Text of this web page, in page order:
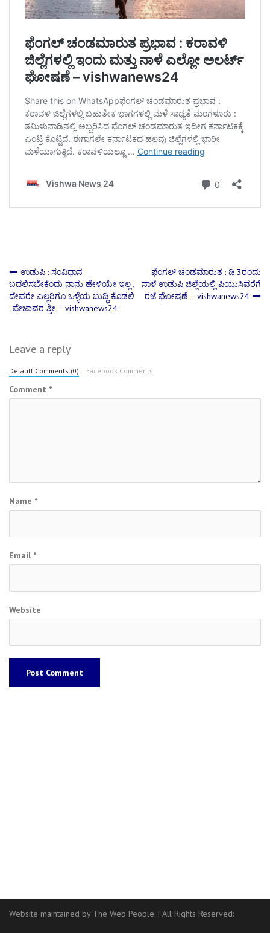
Post
navigation
ಉಡುಪಿ : ಸಂವಿಧಾನ
ಬದಲಿಸಬೇಕೆಂದು ನಾನು ಹೇಳಿಯೇ ಇಲ್ಲ ,
ದೇವರೇ ಎಲ್ಲರಿಗೂ ಒಳ್ಳೆಯ ಬುದ್ಧಿ ಕೊಡಲಿ
: ಪೇಜಾವರ ಶ್ರೀ – vishwanews24
ಫೆಂಗಲ್ ಚಂಡಮಾರುತ : ಡಿ.3ರಂದು
ನಾಳೆ ಉಡುಪಿ ಜಿಲ್ಲೆಯಲ್ಲಿ ಪಿಯುಸಿವರೆಗೆ
ರಜೆ ಘೋಷಣೆ – vishwanews24
Leave a reply
Default Comments (0) Facebook Comments
Comment *
Name *
Email *
Website
Website maintained by The Web People. | All Rights Reserved: